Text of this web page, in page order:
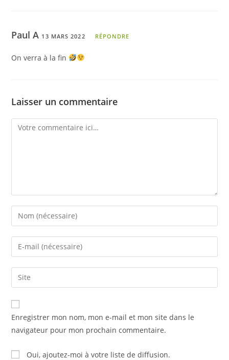
Paul A 13 MARS 2022 RÉPONDRE
On verra à la fin
Laisser un commentaire
Comment
Enter
your
name
comment
Enter
your
email
address
comment
Saisir
l’URL
de
votre
(facultatif)
Enregistrer mon nom, mon e-mail et mon site dans le
navigateur pour mon prochain commentaire.
Oui, ajoutez-moi à votre liste de diffusion.